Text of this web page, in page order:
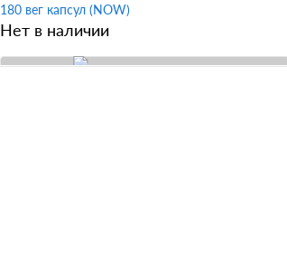
180 вег капсул (NOW)
Нет в наличии